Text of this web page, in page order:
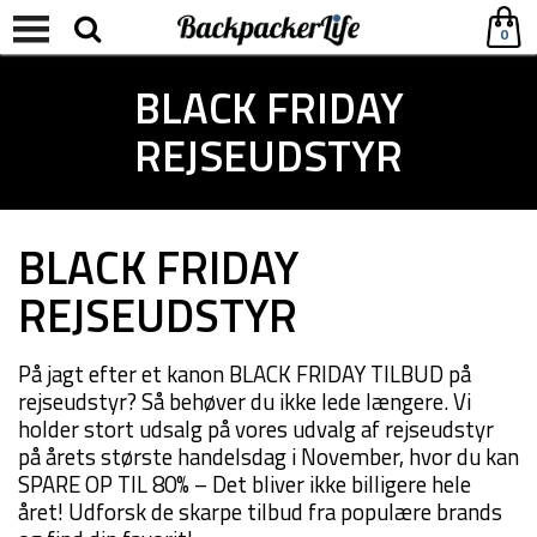
0
BLACK FRIDAY
REJSEUDSTYR
BLACK FRIDAY
REJSEUDSTYR
På jagt efter et kanon BLACK FRIDAY TILBUD på
rejseudstyr? Så behøver du ikke lede længere. Vi
holder stort udsalg på vores udvalg af rejseudstyr
på årets største handelsdag i November, hvor du kan
SPARE OP TIL 80% – Det bliver ikke billigere hele
året! Udforsk de skarpe tilbud fra populære brands